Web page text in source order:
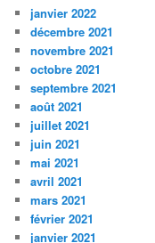
janvier 2022
décembre 2021
novembre 2021
octobre 2021
septembre 2021
août 2021
juillet 2021
juin 2021
mai 2021
avril 2021
mars 2021
février 2021
janvier 2021